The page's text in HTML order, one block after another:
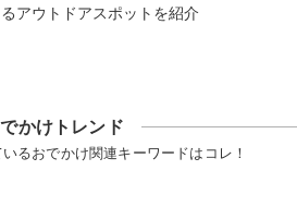
るアウトドアスポットを紹介
かけトレンド
るおでかけ関連キーワードはコレ！